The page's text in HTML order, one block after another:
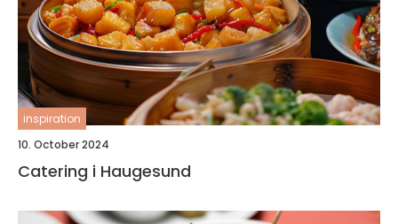
inspiration
10. October 2024
Catering i Haugesund